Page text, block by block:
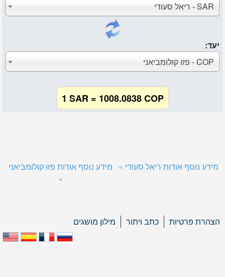
SAR - ריאל סעודי
יעד:
COP - פזו קולומביאני
1 SAR = 1008.0838 COP
מידע נוסף אודות ריאל סעודי »
מידע נוסף אודות פזו קולומביאני
»
הצהרת פרטיות כתב ויתור מילון מושגים